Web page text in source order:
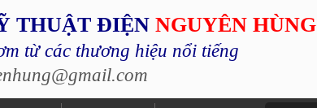
THUẬT ĐIỆN NGUYÊN HÙNG
từ các thương hiệu nổi tiếng